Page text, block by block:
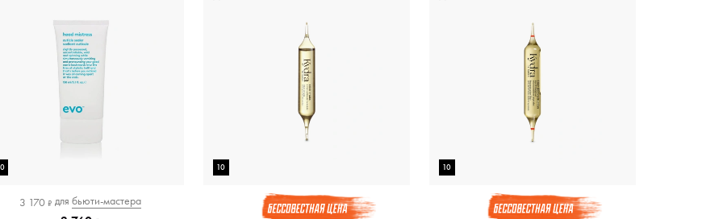
3 170 ₽ для бьюти-мастера
10 10